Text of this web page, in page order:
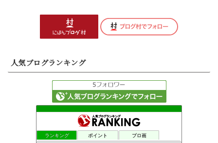
人気ブログランキング
ランキング ポイント ブロ画